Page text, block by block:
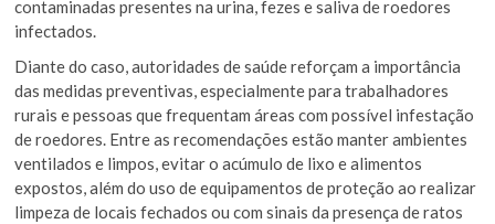
contaminadas presentes na urina, fezes e saliva de roedores
infectados.
Diante do caso, autoridades de saúde reforçam a importância
das medidas preventivas, especialmente para trabalhadores
rurais e pessoas que frequentam áreas com possível infestação
de roedores. Entre as recomendações estão manter ambientes
ventilados e limpos, evitar o acúmulo de lixo e alimentos
expostos, além do uso de equipamentos de proteção ao realizar
limpeza de locais fechados ou com sinais da presença de ratos